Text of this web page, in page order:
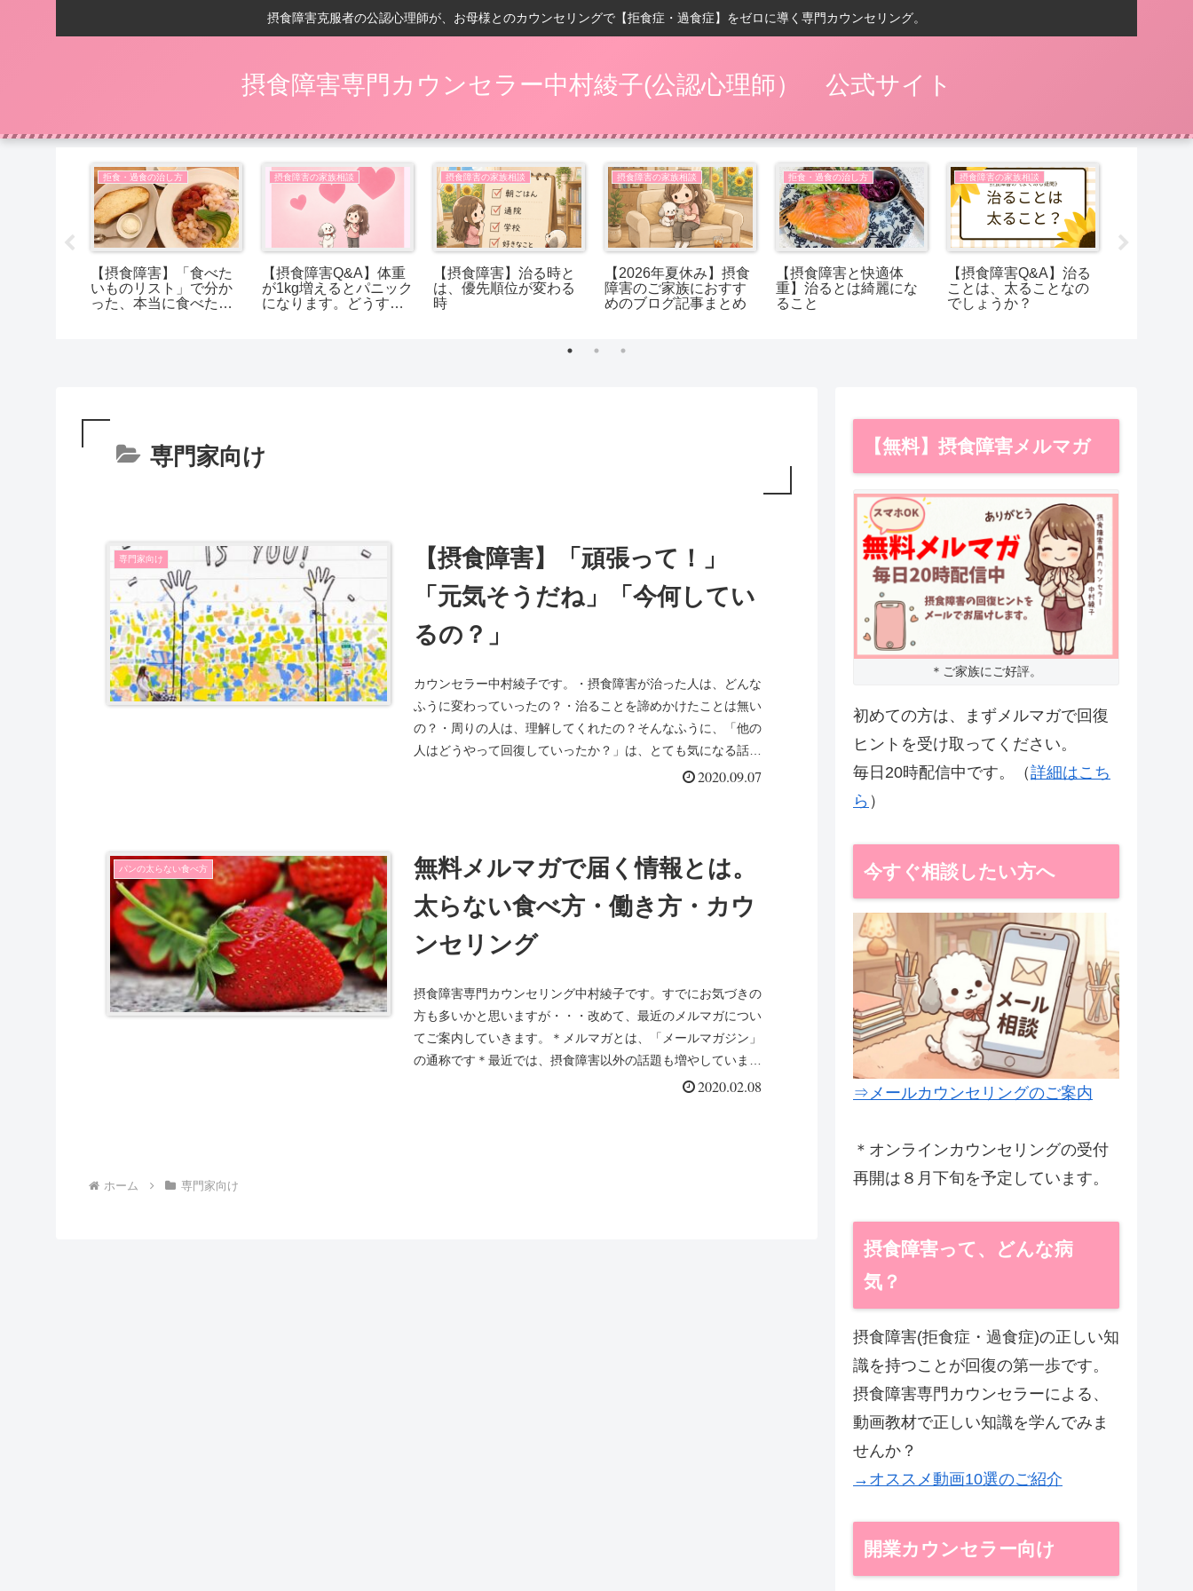
摂食障害克服者の公認心理師が、お母様とのカウンセリングで【拒食症・過食症】をゼロに導く専門カウンセリング。
摂食障害専門カウンセラー中村綾子(公認心理師） 公式サイト
拒食・過食の治し方
【摂食障害】「食べた
いものリスト」で分か
った、本当に食べたか
摂食障害の家族相談
【摂食障害Q&A】体重
が1kg増えるとパニック
になります。どうすれ
摂食障害の家族相談
【摂食障害】治る時と
は、優先順位が変わる
時
摂食障害の家族相談
【2026年夏休み】摂食
障害のご家族におすす
めのブログ記事まとめ
拒食・過食の治し方
【摂食障害と快適体
重】治るとは綺麗にな
ること
摂食障害の家族相談
【摂食障害Q&A】治る
ことは、太ることなの
でしょうか？
専門家向け
専門家向け
【摂食障害】「頑張って！」
「元気そうだね」「今何してい
るの？」
カウンセラー中村綾子です。・摂食障害が治った人は、どんな
ふうに変わっていったの？・治ることを諦めかけたことは無い
の？・周りの人は、理解してくれたの？そんなふうに、「他の
人はどうやって回復していったか？」は、とても気になる話題
2020.09.07
パンの太らない食べ方
無料メルマガで届く情報とは。
太らない食べ方・働き方・カウ
ンセリング
摂食障害専門カウンセリング中村綾子です。すでにお気づきの
方も多いかと思いますが・・・改めて、最近のメルマガについ
てご案内していきます。＊メルマガとは、「メールマガジン」
の通称です＊最近では、摂食障害以外の話題も増やしていま
2020.02.08
ホーム 専門家向け
【無料】摂食障害メルマガ
＊ご家族にご好評。
初めての方は、まずメルマガで回復
ヒントを受け取ってください。
毎日20時配信中です。（詳細はこち
ら ）
今すぐ相談したい方へ
⇒メールカウンセリングのご案内
＊オンラインカウンセリングの受付
再開は８月下旬を予定しています。
摂食障害って、どんな病
気？
摂食障害(拒食症・過食症)の正しい知
識を持つことが回復の第一歩です。
摂食障害専門カウンセラーによる、
動画教材で正しい知識を学んでみま
せんか？
→オススメ動画10選のご紹介
開業カウンセラー向け